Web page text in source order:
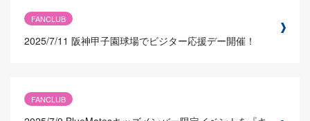
FANCLUB
2025/7/11 阪神甲子園球場でビジター応援デー開催！
FANCLUB